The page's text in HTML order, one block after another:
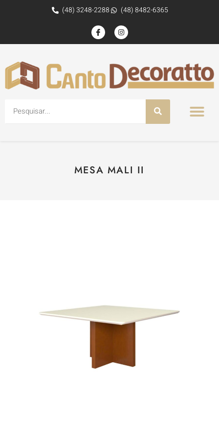
(48) 3248-2288 (48) 8482-6365
MESA MALI II